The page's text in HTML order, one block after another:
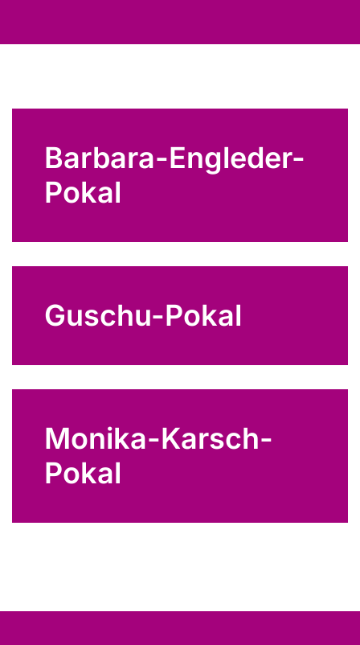
Barbara-Engleder-
Pokal
Guschu-Pokal
Monika-Karsch-
Pokal